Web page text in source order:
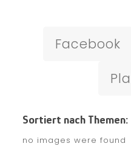
Facebook
Sortiert nach Themen:
no images were found